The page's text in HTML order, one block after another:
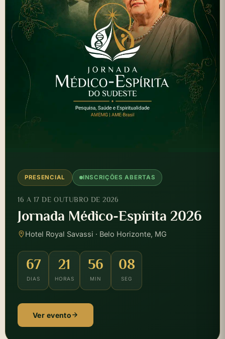
PRESENCIAL INSCRIÇÕES ABERTAS
16 A 17 DE OUTUBRO DE 2026
Jornada Médico-Espírita 2026
Hotel Royal Savassi · Belo Horizonte, MG
67
DIAS
21
HORAS
56
MIN
07
SEG
Ver evento